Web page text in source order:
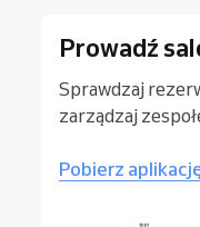
Prowadź
Sprawdzaj
zarządzaj
Pobierz